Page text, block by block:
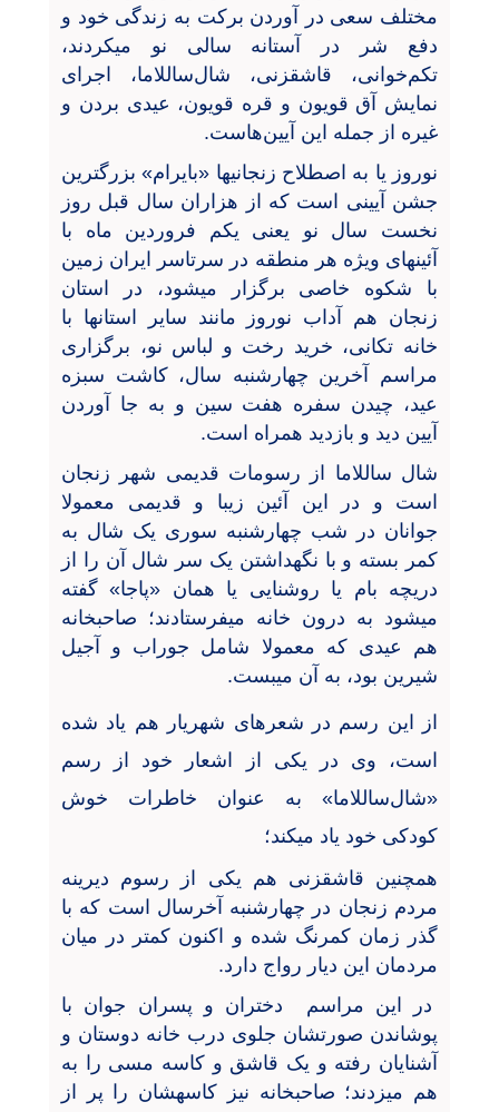
مختلف سعی در آوردن برکت به زندگی خود و
دفع شر در آستانه سالی نو میکردند،
تکمخوانی، قاشقزنی، شالساللاما، اجرای
نمایش آق قویون و قره قویون، عیدی بردن و
غیره از جمله این آیینهاست.
نوروز یا به اصطلاح زنجانیها «بایرام» بزرگترین
جشن آیینی است که از هزاران سال قبل روز
نخست سال نو یعنی یکم فروردین ماه با
آئینهای ویژه هر منطقه در سرتاسر ایران زمین
با شکوه خاصی برگزار میشود، در استان
زنجان هم آداب نوروز مانند سایر استانها با
خانه تکانی، خرید رخت و لباس نو، برگزاری
مراسم آخرین چهارشنبه سال، کاشت سبزه
عید، چیدن سفره هفت سین و به جا آوردن
آیین دید و بازدید همراه است.
شال ساللاما از رسومات قدیمی شهر زنجان
است و در این آئین زیبا و قدیمی معمولا
جوانان در شب چهارشنبه سوری یک شال به
کمر بسته و با نگهداشتن یک سر شال آن را از
دریچه بام یا روشنایی یا همان «پاجا» گفته
میشود به درون خانه میفرستادند؛ صاحبخانه
هم عیدی که معمولا شامل جوراب و آجیل
شیرین بود، به آن میبست.
از این رسم در شعرهای شهریار هم یاد شده
است، وی در یکی از اشعار خود از رسم
«شالساللاما» به عنوان خاطرات خوش
کودکی خود یاد میکند؛
همچنین قاشقزنی هم یکی از رسوم دیرینه
مردم زنجان در چهارشنبه آخرسال است که با
گذر زمان کمرنگ شده و اکنون کمتر در میان
مردمان این دیار رواج دارد.
در این مراسم دختران و پسران جوان با
پوشاندن صورتشان جلوی درب خانه دوستان و
آشنایان رفته و یک قاشق و کاسه مسی را به
هم میزدند؛ صاحبخانه نیز کاسهشان را پر از